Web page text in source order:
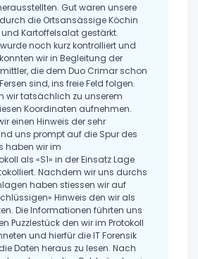
Gut waren unsere
die Ortsansässige Köchin
Kartoffelsalat gestärkt.
noch kurz kontrolliert und
wir in Begleitung der
die dem Duo Crimar schon
sind, ins freie Feld folgen.
wir tatsächlich zu unserem
Koordinaten aufnehmen.
einen Hinweis der sehr
uns prompt auf die Spur des
haben wir im
als «S1» in der Einsatz Lage
Nachdem wir uns durchs
haben stiessen wir auf
Hinweis den wir als
Die Informationen führten uns
Puzzlestück den wir im Protokoll
und hierfür die IT Forensik
Daten heraus zu lesen. Nach